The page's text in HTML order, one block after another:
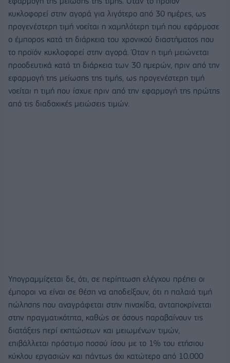
κυκλοφορεί στην αγορά για λιγότερο από 30 ημέρες, ως
προγενέστερη τιμή νοείται η χαμηλότερη τιμή που εφάρμοσε
ο έμπορος κατά τη διάρκεια του χρονικού διαστήματος που
το προϊόν κυκλοφορεί στην αγορά. Όταν η τιμή μειώνεται
προοδευτικά κατά τη διάρκεια των 30 ημερών, πριν από την
εφαρμογή της μείωσης της τιμής, ως προγενέστερη τιμή
νοείται η τιμή που ίσχυε πριν από την εφαρμογή της πρώτης
από τις διαδοχικές μειώσεις τιμών.
Υπογραμμίζεται δε, ότι, σε περίπτωση ελέγχου πρέπει οι
έμποροι να είναι σε θέση να αποδείξουν, ότι η παλαιά τιμή
πώλησης που αναγράφεται στην πινακίδα, ανταποκρίνεται
στην πραγματικότητα, καθώς σε όσους παραβαίνουν τις
διατάξεις περί εκπτώσεων και μειωμένων τιμών,
επιβάλλεται πρόστιμο ποσού ίσου με το 1% του ετήσιου
κύκλου εργασιών και πάντως όχι κατώτερο από 10.000